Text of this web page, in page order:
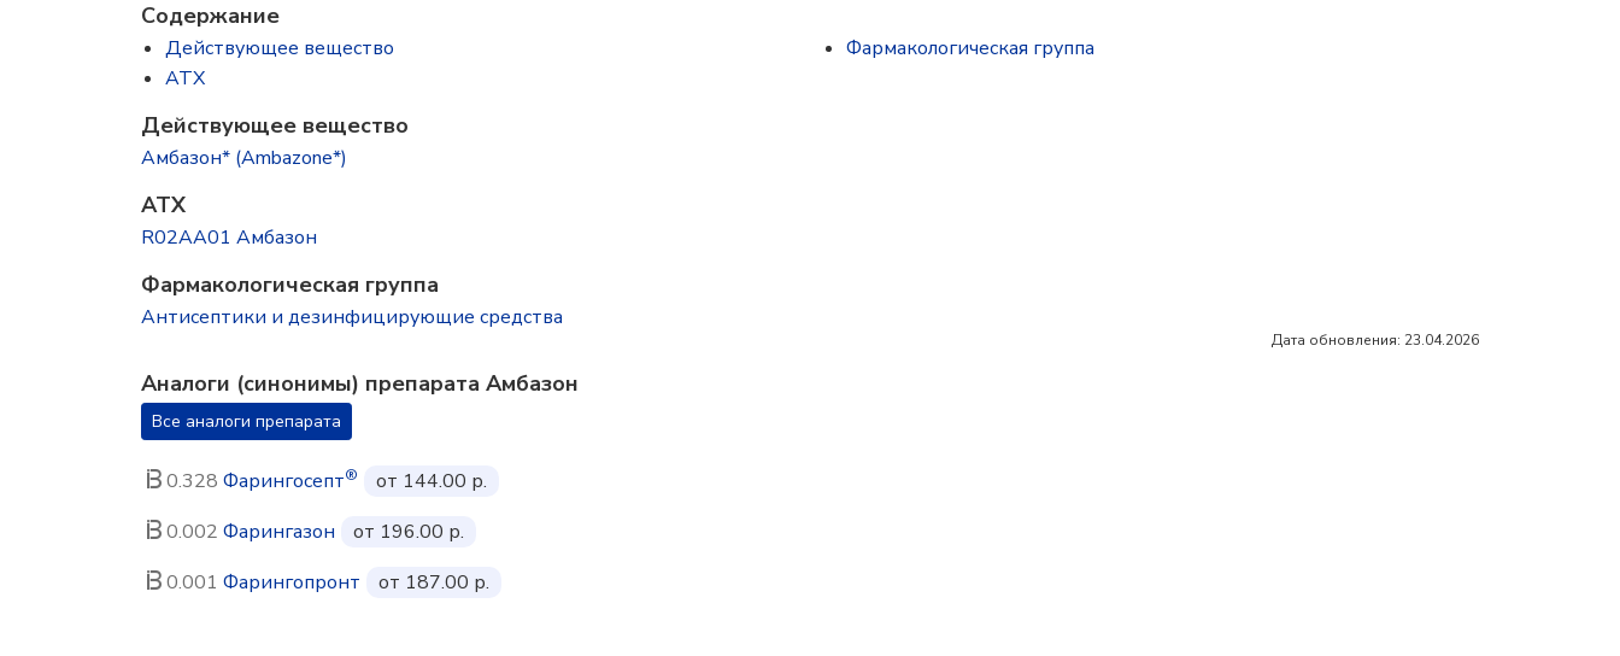
Содержание
Действующее вещество
ATX
Фармакологическая группа
Действующее вещество
Амбазон* (Ambazone*)
ATX
R02AA01 Амбазон
Фармакологическая группа
Антисептики и дезинфицирующие средства
Дата обновления: 23.04.2026
Аналоги (синонимы) препарата Амбазон
Все аналоги препарата
0.328 Фарингосепт®
от 144.00 р.
0.002 Фарингазон
от 196.00 р.
0.001 Фарингопронт от 187.00 р.